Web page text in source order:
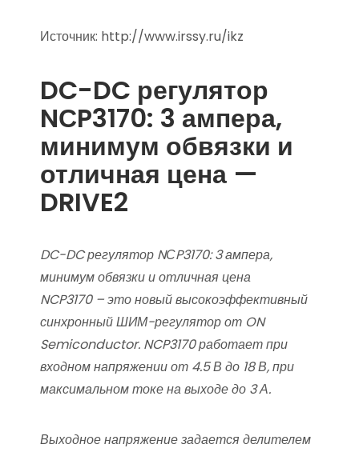
Источник: http://www.irssy.ru/ikz
DC-DC регулятор
NСP3170: 3 ампера,
минимум обвязки и
отличная цена —
DRIVE2
DC-DC регулятор NСP3170: 3 ампера,
минимум обвязки и отличная цена
NCP3170 – это новый высокоэффективный
синхронный ШИМ-регулятор от ON
Semiconductor. NCP3170 работает при
входном напряжении от 4.5 В до 18 В, при
максимальном токе на выходе до 3 А.
Выходное напряжение задается делителем